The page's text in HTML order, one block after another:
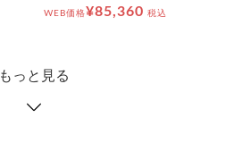
WEB価格¥85,360 税込
もっと見る